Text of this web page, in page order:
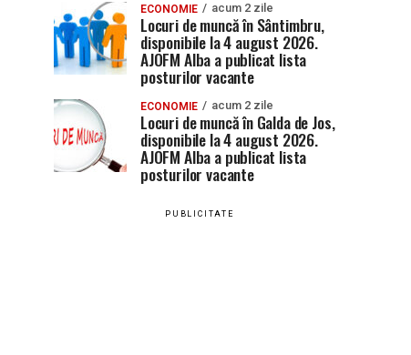
ECONOMIE acum 2 zile
Locuri de muncă în Sântimbru,
disponibile la 4 august 2026.
AJOFM Alba a publicat lista
posturilor vacante
ECONOMIE acum 2 zile
Locuri de muncă în Galda de Jos,
disponibile la 4 august 2026.
AJOFM Alba a publicat lista
posturilor vacante
PUBLICITATE